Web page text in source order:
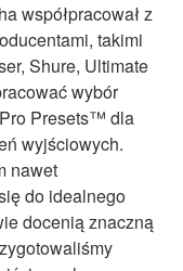
współpracował z
takimi
Shure, Ultimate
wybór
Presets™ dla
wyjściowych.
nawet
do idealnego
docenią znaczną